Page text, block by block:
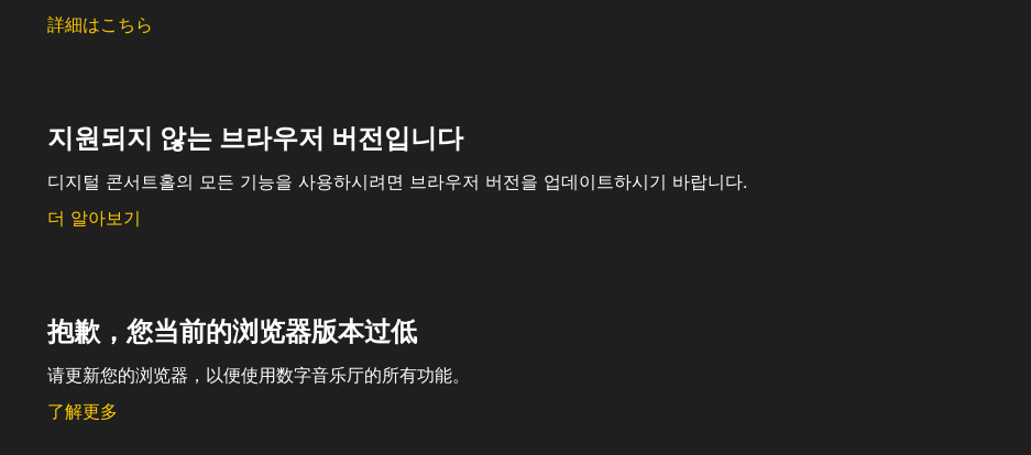
詳細はこちら
지원되지 않는 브라우저 버전입니다
디지털 콘서트홀의 모든 기능을 사용하시려면 브라우저 버전을 업데이트하시기 바랍니다.
더 알아보기
抱歉，您当前的浏览器版本过低
请更新您的浏览器，以便使用数字音乐厅的所有功能。
了解更多